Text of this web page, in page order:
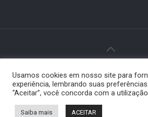
© 2024 Paiquerê - Todos os direitos
Desenvolvido por
Elemento
Usamos cookies em nosso site para
experiência, lembrando suas
“Aceitar”, você concorda com a
Saiba mais ACEITAR